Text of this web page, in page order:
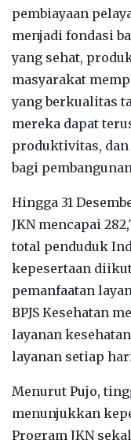
pembiayaan
menjadi fondasi
yang sehat,
masyarakat
yang berkualitas
mereka dapat
produktivitas,
bagi
Hingga 31
JKN mencapai
total penduduk
kepesertaan
pemanfaatan
BPJS Kesehatan
layanan
layanan setiap
Menurut Pujo,
menunjukkan
Program JKN